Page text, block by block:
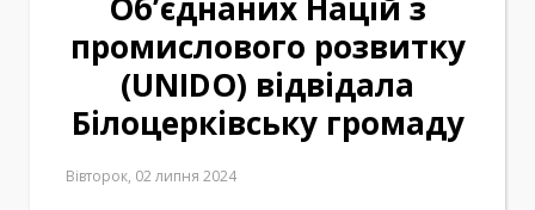
промислового розвитку
(UNIDO) відвідала
Білоцерківську громаду
Вівторок, 02 липня 2024